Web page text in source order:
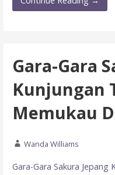
Gara-Gara
Kunjungan
Memukau
Wanda Williams
Gara-Gara Sakura